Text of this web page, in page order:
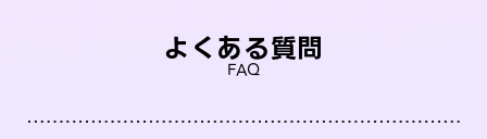
よくある質問
FAQ